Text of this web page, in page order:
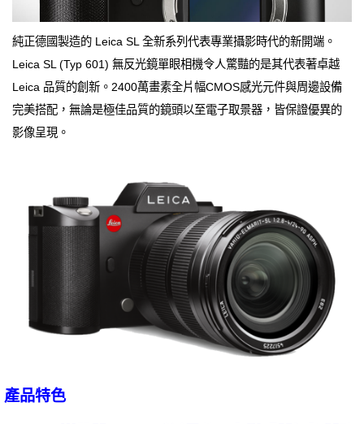
純正德國製造的 Leica SL 全新系列代表專業攝影時代的新開端。
Leica SL (Typ 601) 無反光鏡單眼相機令人驚豔的是其代表著卓越
Leica 品質的創新。2400萬畫素全片幅CMOS感光元件與周邊設備
完美搭配，無論是極佳品質的鏡頭以至電子取景器，皆保證優異的
影像呈現。
產品特色